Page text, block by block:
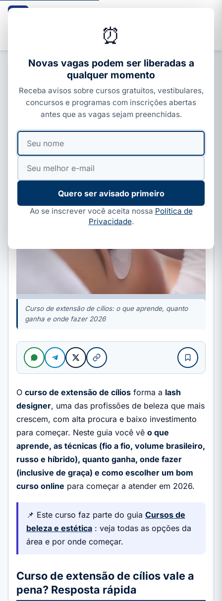
PROFISSIONALIZANTES E ÁREAS
Curso de extensão de cílios: o que
aprende, quanto ganha e onde
fazer 2026
PorIvan Alves
Curso de extensão de cílios: o que aprende, quanto
ganha e onde fazer 2026
O curso de extensão de cílios forma a lash
designer, uma das profissões de beleza que mais
crescem, com alta procura e baixo investimento
para começar. Neste guia você vê o que
aprende, as técnicas (fio a fio, volume brasileiro,
russo e híbrido), quanto ganha, onde fazer
(inclusive de graça) e como escolher um bom
curso online para começar a atender em 2026.
📌 Este curso faz parte do guia Cursos de
beleza e estética : veja todas as opções da
área e por onde começar.
Curso de extensão de cílios vale a
pena? Resposta rápida
⏰
Novas vagas podem ser liberadas a
qualquer momento
Receba avisos sobre cursos gratuitos, vestibulares,
concursos e programas com inscrições abertas
antes que as vagas sejam preenchidas.
Seu
nome
Seu
mail
Quero ser avisado primeiro
Ao se inscrever você aceita nossa Política de
Privacidade.